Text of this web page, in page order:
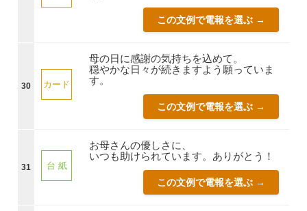
この文例で電報を選ぶ →
30 カード
母の日に感謝の気持ちを込めて。
穏やかな日々が続きますよう願っていま
す。
この文例で電報を選ぶ →
31 台 紙
お母さんの優しさに、
いつも助けられています。ありがとう！
この文例で電報を選ぶ →